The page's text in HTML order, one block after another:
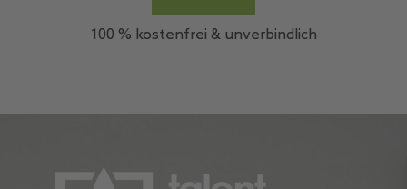
100 % kostenfrei & unverbindlich